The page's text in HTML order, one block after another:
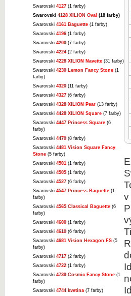
Swarovski 4127 (1 farby)
Swarovski 4128 XILION Oval (18 farby)
Swarovski 4161 Baguette (1 farby)
Swarovski 4196 (1 farby)
Swarovski 4200 (7 farby)
Swarovski 4224 (2 farby)
Swarovski 4228 XILION Navette (31 farby)
Swarovski 4230 Lemon Fancy Stone (1
farby)
Swarovski 4320 (11 farby)
Swarovski 4327 (6 farby)
Swarovski 4328 XILION Pear (13 farby)
Swarovski 4428 XILION Square (7 farby)
Swarovski 4447 Princess Square (6
farby)
Swarovski 4470 (8 farby)
Swarovski 4481 Vision Square Fancy
Stone (5 farby)
Swarovski 4501 (1 farby)
Swarovski 4505 (1 farby)
Swarovski 4527 (6 farby)
Swarovski 4547 Princess Baguette (1
farby)
Swarovski 4565 Classical Baguette (6
farby)
Swarovski 4600 (1 farby)
Swarovski 4610 (6 farby)
Swarovski 4681 Vision Hexagon FS (5
farby)
Swarovski 4717 (2 farby)
Swarovski 4722 (1 farby)
Swarovski 4739 Cosmic Fancy Stone (1
farby)
Swarovski 4744 kvetina (7 farby)
v